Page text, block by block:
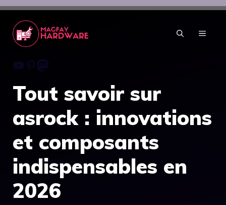
Aller
contenu
MENU
Youtube
Pinterest
Mastodon
Tout savoir sur
asrock : innovations
et composants
indispensables en
2026